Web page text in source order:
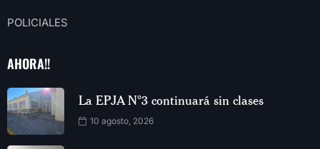
POLICIALES
AHORA!!
La EPJA N°3 continuará sin clases
10 agosto, 2026